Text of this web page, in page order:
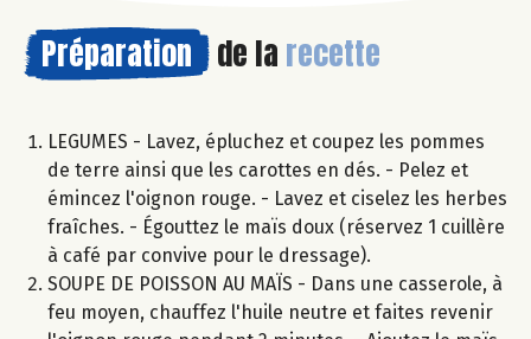
Préparation de la recette
LEGUMES - Lavez, épluchez et coupez les pommes
de terre ainsi que les carottes en dés. - Pelez et
émincez l'oignon rouge. - Lavez et ciselez les herbes
fraîches. - Égouttez le maïs doux (réservez 1 cuillère
à café par convive pour le dressage).
SOUPE DE POISSON AU MAÏS - Dans une casserole, à
feu moyen, chauffez l'huile neutre et faites revenir